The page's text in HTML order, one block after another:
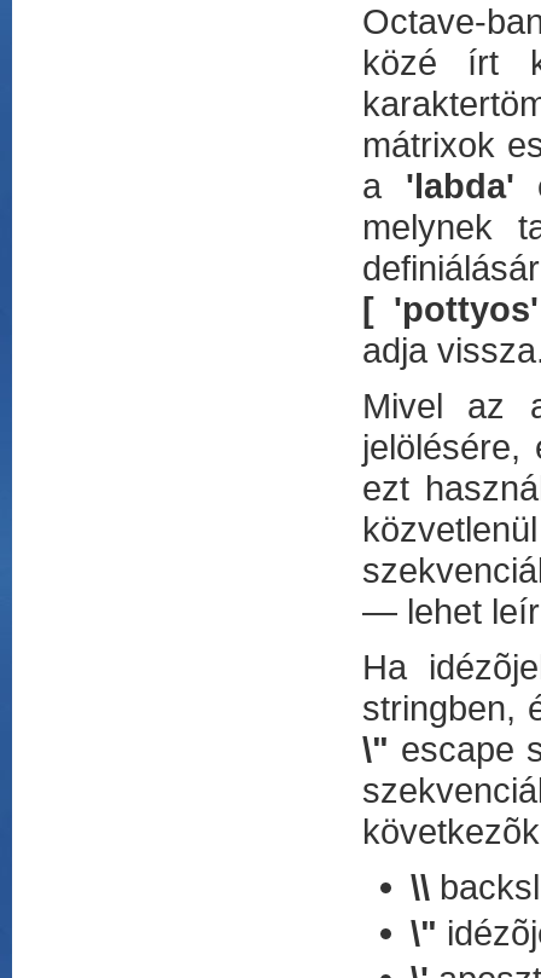
Octave-
közé írt
mátrixok
a 'labda'
melynek
[
adja
Mivel az
jelölésére,
ezt
— lehet
Ha
stringben,
\" escape
\\
\"